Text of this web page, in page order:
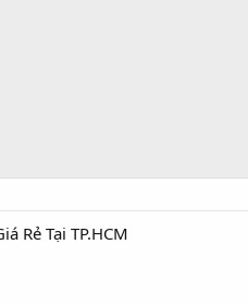
Rẻ Tại TP.HCM